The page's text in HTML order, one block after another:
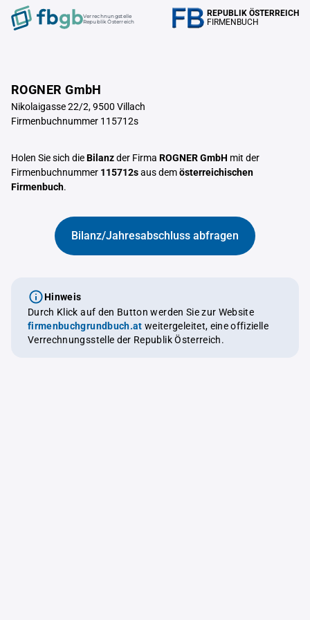
Verrechnungstelle
Republik Österreich
REPUBLIK ÖSTERREICH
FIRMENBUCH
ROGNER GmbH
Nikolaigasse 22/2, 9500 Villach
Firmenbuchnummer 115712s
Holen Sie sich dieBilanzder Firma ROGNER GmbH mit der
Firmenbuchnummer 115712saus demösterreichischen
Firmenbuch.
Bilanz/Jahresabschluss abfragen
Hinweis
Durch Klick auf den Button werden Sie zur Website
firmenbuchgrundbuch.at weitergeleitet, eine offizielle
Verrechnungsstelle der Republik Österreich.